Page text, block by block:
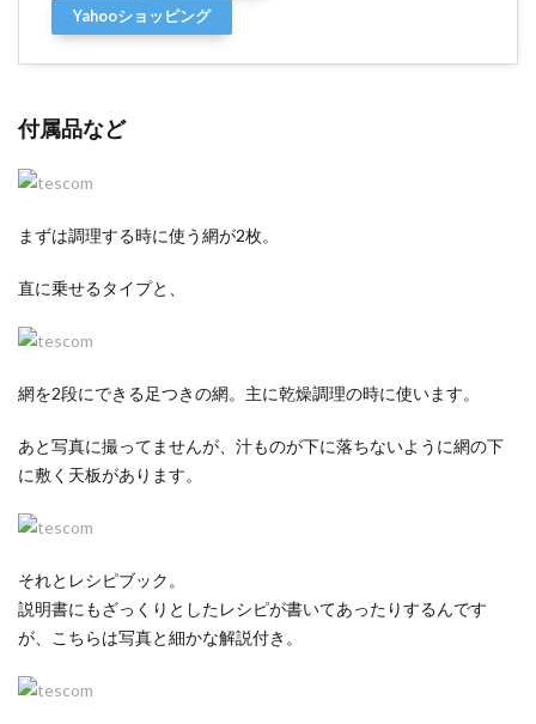
Yahooショッピング
付属品など
まずは調理する時に使う網が2枚。
直に乗せるタイプと、
網を2段にできる足つきの網。主に乾燥調理の時に使います。
あと写真に撮ってませんが、汁ものが下に落ちないように網の下
に敷く天板があります。
それとレシピブック。
説明書にもざっくりとしたレシピが書いてあったりするんです
が、こちらは写真と細かな解説付き。